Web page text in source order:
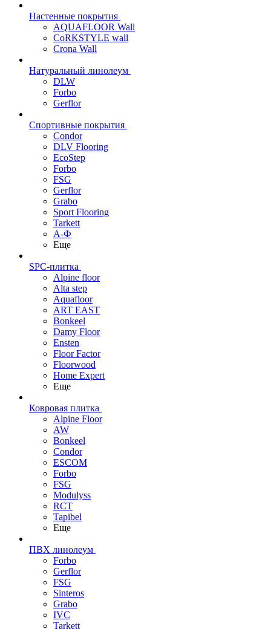
Настенные покрытия
AQUAFLOOR Wall
CoRKSTYLE wall
Crona Wall
Натуральный линолеум
DLW
Forbo
Gerflor
Спортивные покрытия
Condor
DLV Flooring
EcoStep
Forbo
FSG
Gerflor
Grabo
Sport Flooring
Tarkett
А-Ф
Еще
SPC-плитка
Alpine floor
Alta step
Aquafloor
ART EAST
Bonkeel
Damy Floor
Ensten
Floor Factor
Floorwood
Home Expert
Еще
Ковровая плитка
Alpine Floor
AW
Bonkeel
Condor
ESCOM
Forbo
FSG
Modulyss
RCT
Tapibel
Еще
ПВХ линолеум
Forbo
Gerflor
FSG
Sinteros
Grabo
IVC
Tarkett